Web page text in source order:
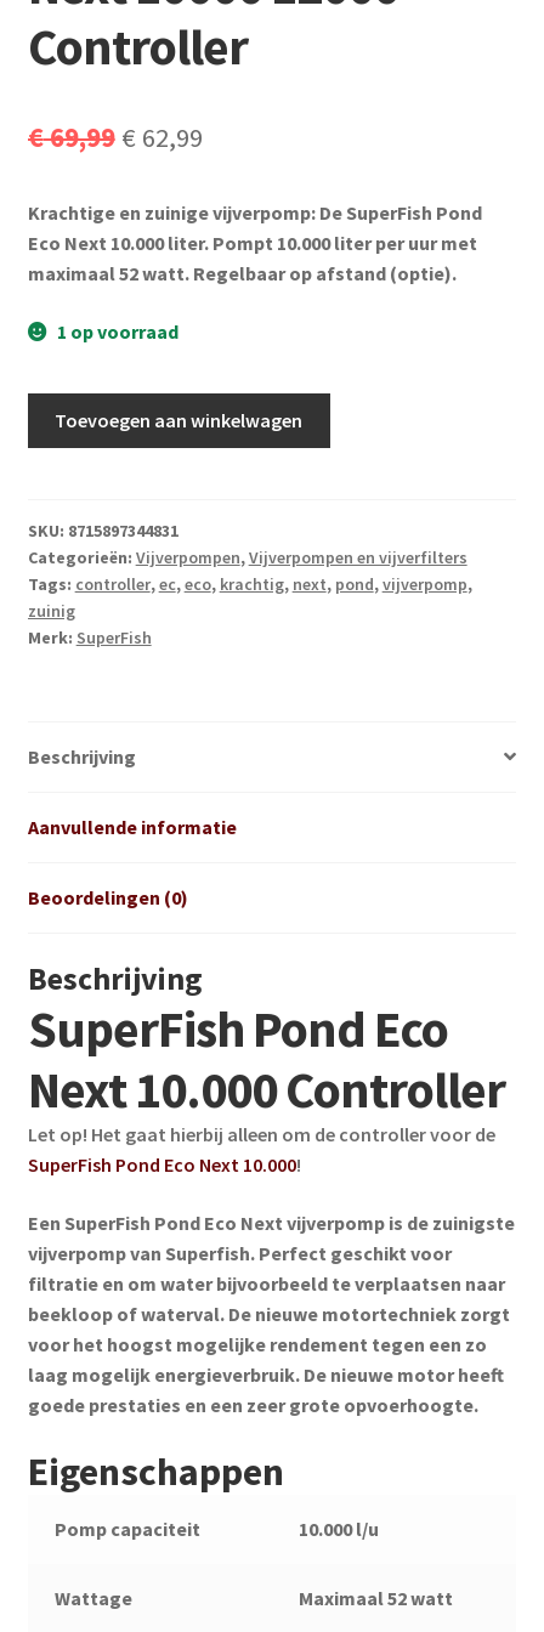
Controller
€69,99 Oorspronkelijke
was:
€ 69,99.
€ 62,99Huidige
is:
€ 62,99.
Krachtige en zuinige vijverpomp: De SuperFish Pond
Eco Next 10.000 liter. Pompt 10.000 liter per uur met
maximaal 52 watt. Regelbaar op afstand (optie).
1 op voorraad
10000
12000
Controller
aantal
Toevoegen aan winkelwagen
SKU: 8715897344831
Categorieën: Vijverpompen,Vijverpompen en vijverfilters
Tags: controller,ec,eco, krachtig, next, pond,vijverpomp,
zuinig
Merk: SuperFish
Beschrijving
Aanvullende informatie
Beoordelingen (0)
Beschrijving
SuperFish Pond Eco
Next 10.000 Controller
Let op! Het gaat hierbij alleen om de controller voor de
SuperFish Pond Eco Next 10.000!
Een SuperFish Pond Eco Next vijverpomp is de zuinigste
vijverpomp van Superfish. Perfect geschikt voor
filtratie en om water bijvoorbeeld te verplaatsen naar
beekloop of waterval. De nieuwe motortechniek zorgt
voor het hoogst mogelijke rendement tegen een zo
laag mogelijk energieverbruik. De nieuwe motor heeft
goede prestaties en een zeer grote opvoerhoogte.
Eigenschappen
Pomp capaciteit 10.000 l/u
Wattage Maximaal 52 watt